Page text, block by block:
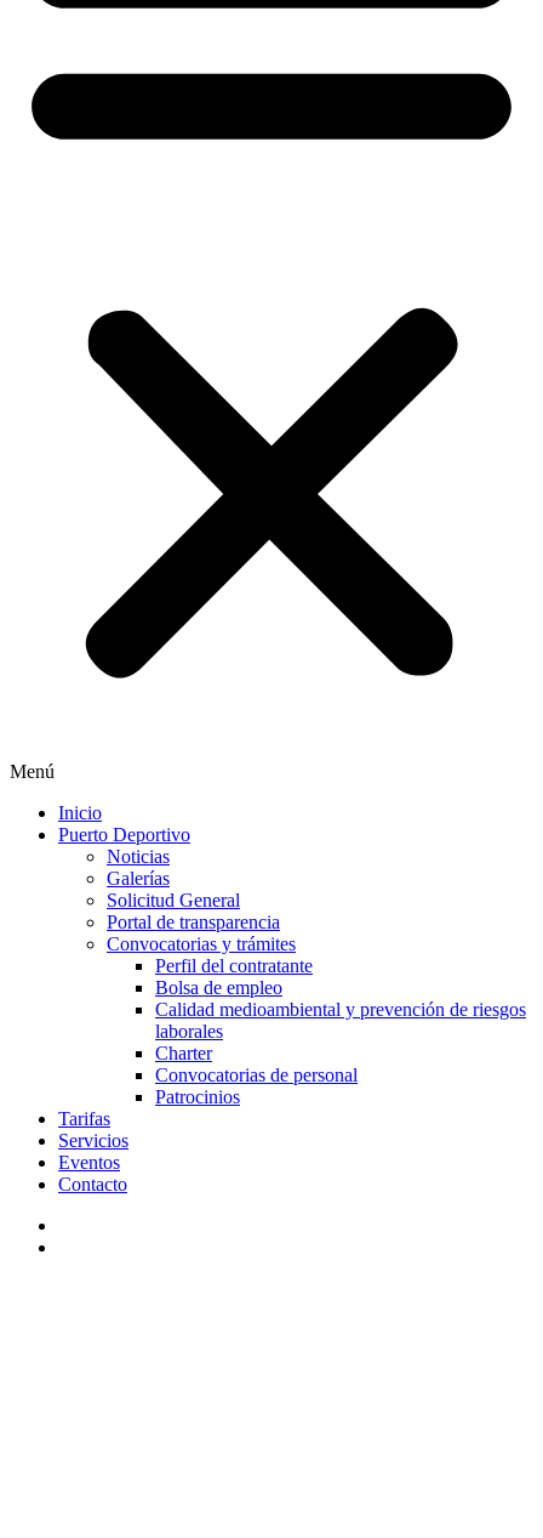
Menú
Inicio
Puerto Deportivo
Noticias
Galerías
Solicitud General
Portal de transparencia
Convocatorias y trámites
Perfil del contratante
Bolsa de empleo
Calidad medioambiental y prevención de riesgos
laborales
Charter
Convocatorias de personal
Patrocinios
Tarifas
Servicios
Eventos
Contacto